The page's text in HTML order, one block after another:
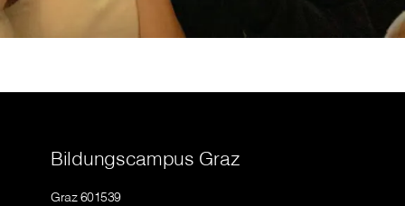
Bildungscampus Graz
Graz 601539